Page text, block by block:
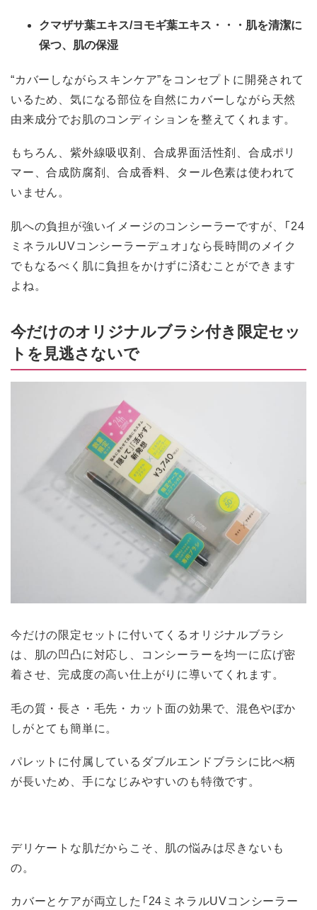
クマザサ葉エキス/ヨモギ葉エキス・・・ 肌を清潔に
保つ、肌の保湿
“カバーしながらスキンケア”をコンセプトに開発されて
いるため、気になる部位を自然にカバーしながら天然
由来成分でお肌のコンディションを整えてくれます。
もちろん、紫外線吸収剤、合成界面活性剤、合成ポリ
マー、合成防腐剤、合成香料、タール色素は使われて
いません。
肌への負担が強いイメージのコンシーラーですが、「24
ミネラルUVコンシーラーデュオ」なら長時間のメイク
でもなるべく肌に負担をかけずに済むことができます
よね。
今だけのオリジナルブラシ付き限定セッ
トを見逃さないで
今だけの限定セットに付いてくるオリジナルブラシ
は、肌の凹凸に対応し、コンシーラーを均一に広げ密
着させ、完成度の高い仕上がりに導いてくれます。
毛の質・長さ・毛先・カット面の効果で、混色やぼか
しがとても簡単に。
パレットに付属しているダブルエンドブラシに比べ柄
が長いため、手になじみやすいのも特徴です。
デリケートな肌だからこそ、肌の悩みは尽きないも
の。
カバーとケアが両立した「24ミネラルUVコンシーラー